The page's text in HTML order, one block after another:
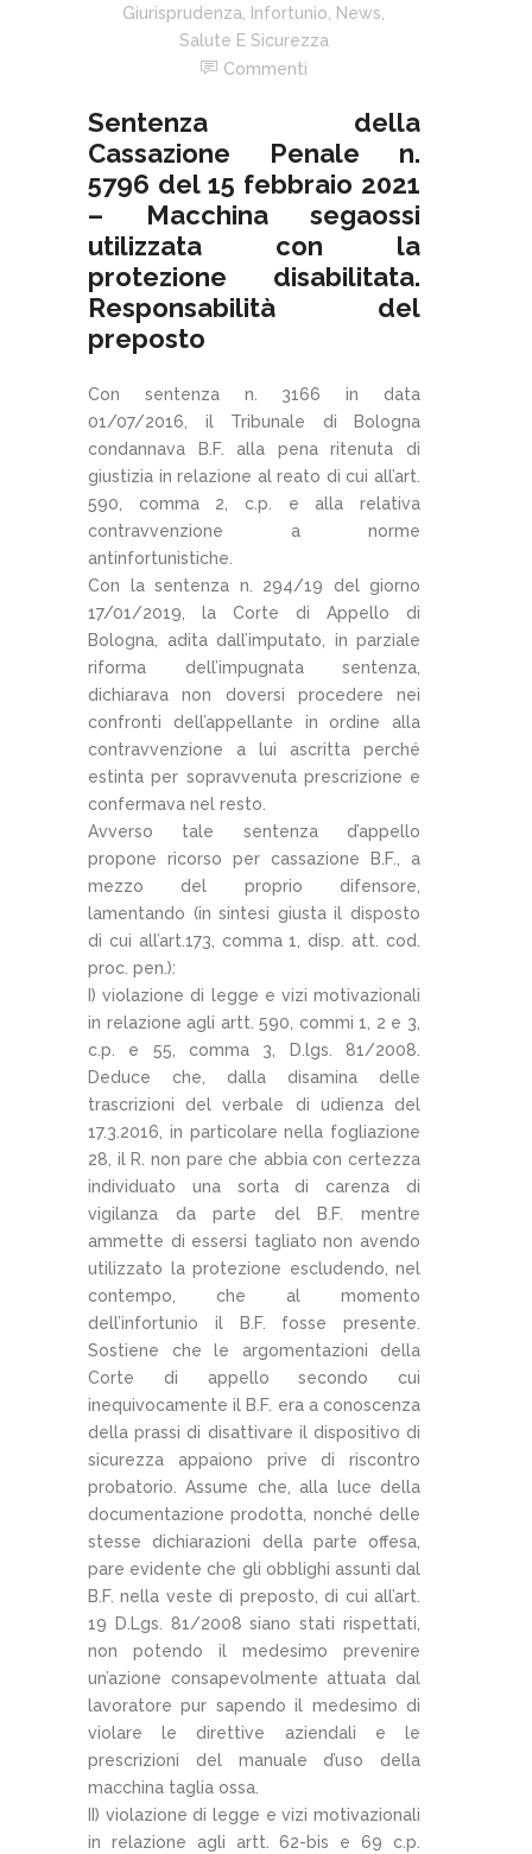
Giurisprudenza
Infortunio News
Salute E Sicurezza
Commenti
Sentenza della
Cassazione Penale n.
5796 del 15 febbraio 2021
– Macchina segaossi
utilizzata con la
protezione disabilitata.
Responsabilità del
preposto
Con sentenza n. 3166 in data
01/07/2016, il Tribunale di Bologna
condannava B.F. alla pena ritenuta di
giustizia in relazione al reato di cui all’art.
590, comma 2, c.p. e alla relativa
contravvenzione a norme
antinfortunistiche.
Con la sentenza n. 294/19 del giorno
17/01/2019, la Corte di Appello di
Bologna, adita dall’imputato, in parziale
riforma dell’impugnata sentenza,
dichiarava non doversi procedere nei
confronti dell’appellante in ordine alla
contravvenzione a lui ascritta perché
estinta per sopravvenuta prescrizione e
confermava nel resto.
Avverso tale sentenza d’appello
propone ricorso per cassazione B.F., a
mezzo del proprio difensore,
lamentando (in sintesi giusta il disposto
di cui all’art.173, comma 1, disp. att. cod.
proc. pen.):
I) violazione di legge e vizi motivazionali
in relazione agli artt. 590, commi 1, 2 e 3,
c.p. e 55, comma 3,
D .lgs. 81/2008
Deduce che, dalla disamina delle
trascrizioni del verbale di udienza del
17.3.2016, in particolare nella fogliazione
28, il R. non pare che abbia con certezza
individuato una sorta di carenza di
vigilanza da parte del B.F. mentre
ammette di essersi tagliato non avendo
utilizzato la protezione escludendo, nel
contempo, che al momento
dell’infortunio il B.F. fosse presente.
Sostiene che le argomentazioni della
Corte di appello secondo cui
inequivocamente il B.F. era a conoscenza
della prassi di disattivare il dispositivo di
sicurezza appaiono prive di riscontro
probatorio. Assume che, alla luce della
documentazione prodotta, nonché delle
stesse dichiarazioni della parte offesa,
pare evidente che gli obblighi assunti dal
B.F. nella veste di preposto, di cui all’art.
19 D.Lgs. 81/2008 siano stati rispettati,
non potendo il medesimo prevenire
un’azione consapevolmente attuata dal
lavoratore pur sapendo il medesimo di
violare le direttive aziendali e le
prescrizioni del manuale d’uso della
macchina taglia ossa.
II) violazione di legge e vizi motivazionali
in relazione agli artt. 62-bis e 69 c.p.